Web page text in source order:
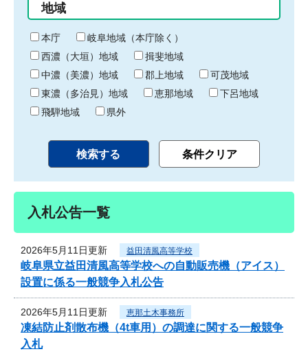
り
終
わ
り
地域
本庁
岐阜地域（本庁除く）
西濃（大垣）地域
揖斐地域
中濃（美濃）地域
郡上地域
可茂地域
東濃（多治見）地域
恵那地域
下呂地域
飛騨地域
県外
入札公告一覧
2026年5月11日更新 益田清風高等学校
岐阜県立益田清風高等学校への自動販売機（アイス）
設置に係る一般競争入札公告
2026年5月11日更新 恵那土木事務所
凍結防止剤散布機（4t車用）の調達に関する一般競争
入札